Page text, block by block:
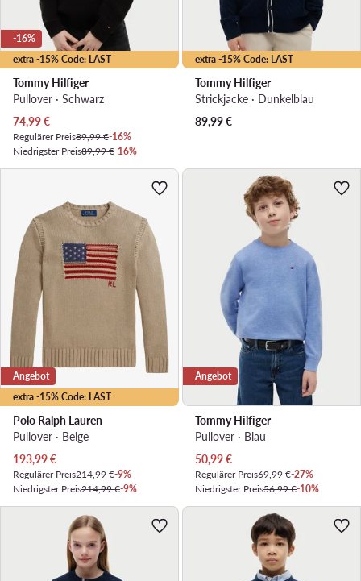
extra -15% Code: LAST
-16%
Tommy Hilfiger
Pullover · Schwarz
Aktueller Preis
74,99€
Regulärer Preis89,99 €-16%
Niedrigster Preis89,99 €-16%
extra -15% Code: LAST
Tommy Hilfiger
Strickjacke · Dunkelblau
89,99€
extra -15% Code: LAST
Angebot
Polo Ralph Lauren
Pullover · Beige
Aktueller Preis
193,99€
Regulärer Preis214,99 €-9%
Niedrigster Preis214,99 €-9%
Angebot
Tommy Hilfiger
Pullover · Blau
Aktueller Preis
50,99€
Regulärer Preis69,99 €-27%
Niedrigster Preis56,99 €-10%